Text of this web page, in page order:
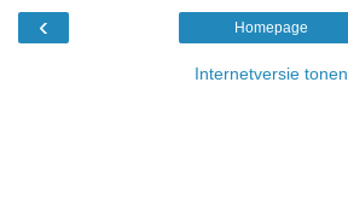
‹ Homepage
Internetversie tonen